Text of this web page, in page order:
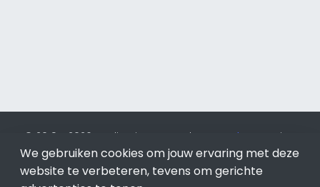
© 2019 - 2026 Realisatie en SEO door SEO-bureau
Lion
Internet. Betaal alleen voor bewezen resultaten?SEO
optimalisatie No Cure No Pay.Tilburgis onderdeel van Lion
Internet.
We gebruiken cookies om jouw ervaring met deze
website te verbeteren, tevens om gerichte